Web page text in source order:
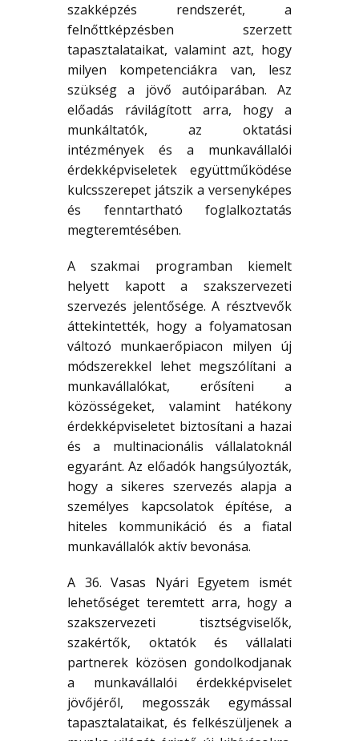
szakképzés rendszerét, a
felnőttképzésben szerzett
tapasztalataikat, valamint azt, hogy
milyen kompetenciákra van, lesz
szükség a jövő autóiparában. Az
előadás rávilágított arra, hogy a
munkáltatók, az oktatási
intézmények és a munkavállalói
érdekképviseletek együttműködése
kulcsszerepet játszik a versenyképes
és fenntartható foglalkoztatás
megteremtésében.
A szakmai programban kiemelt
helyett kapott a szakszervezeti
szervezés jelentősége. A résztvevők
áttekintették, hogy a folyamatosan
változó munkaerőpiacon milyen új
módszerekkel lehet megszólítani a
munkavállalókat, erősíteni a
közösségeket, valamint hatékony
érdekképviseletet biztosítani a hazai
és a multinacionális vállalatoknál
egyaránt. Az előadók hangsúlyozták,
hogy a sikeres szervezés alapja a
személyes kapcsolatok építése, a
hiteles kommunikáció és a fiatal
munkavállalók aktív bevonása.
A 36. Vasas Nyári Egyetem ismét
lehetőséget teremtett arra, hogy a
szakszervezeti tisztségviselők,
szakértők, oktatók és vállalati
partnerek közösen gondolkodjanak
a munkavállalói érdekképviselet
jövőjéről, megosszák egymással
tapasztalataikat, és felkészüljenek a